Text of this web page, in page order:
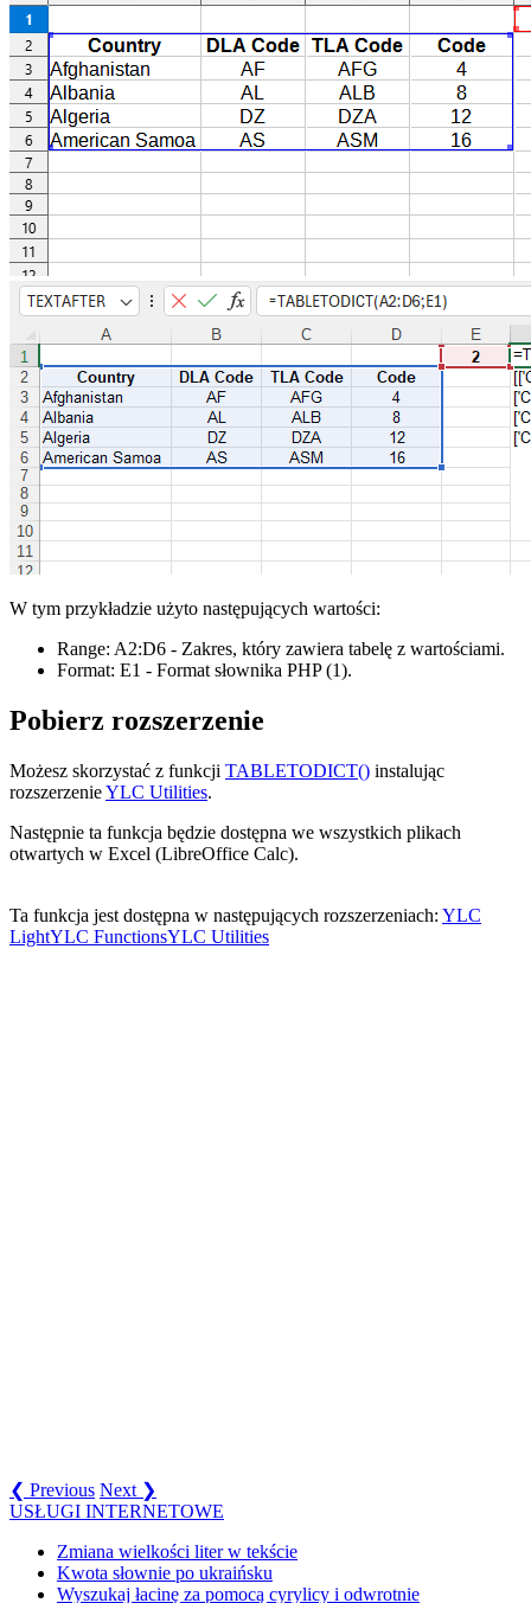
W tym przykładzie użyto następujących wartości:
Range: A2:D6 - Zakres, który zawiera tabelę z wartościami.
Format: E1 - Format słownika PHP(1).
Pobierz rozszerzenie
Możesz skorzystać z funkcji TABLETODICT() instalując
rozszerzenieYLC Utilities.
Następnie ta funkcja będzie dostępna we wszystkich plikach
otwartych w Excel (LibreOffice Calc).
Ta funkcja jest dostępna w następujących rozszerzeniach: YLC
LightYLC FunctionsYLC Utilities
❮ Previous Next ❯
USŁUGI INTERNETOWE
Zmiana wielkości liter w tekście
Kwota słownie po ukraińsku
Wyszukaj łacinę za pomocą cyrylicy i odwrotnie